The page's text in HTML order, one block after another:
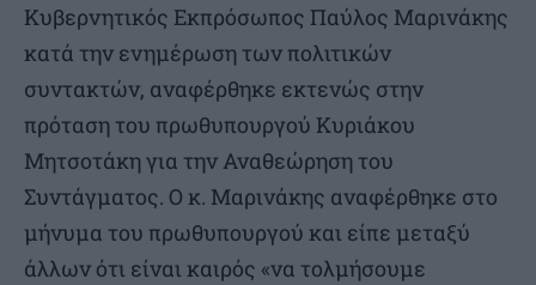
Κυβερνητικός Εκπρόσωπος Παύλος Μαρινάκης
κατά την ενημέρωση των πολιτικών
συντακτών, αναφέρθηκε εκτενώς στην
πρόταση του πρωθυπουργού Κυριάκου
Μητσοτάκη για την Αναθεώρηση του
Συντάγματος. Ο κ. Μαρινάκης αναφέρθηκε στο
μήνυμα του πρωθυπουργού και είπε μεταξύ
άλλων ότι είναι καιρός «να τολμήσουμε